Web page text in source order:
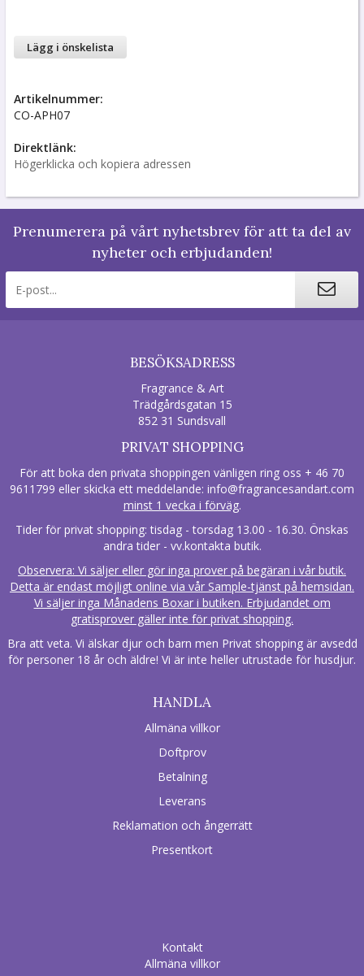
Lägg i önskelista
Artikelnummer:
CO-APH07
Direktlänk:
Högerklicka och kopiera adressen
Prenumerera på vårt nyhetsbrev för att ta del av
nyheter och erbjudanden!
BESÖKSADRESS
Fragrance & Art
Trädgårdsgatan 15
852 31 Sundsvall
PRIVAT SHOPPING
För att boka den privata shoppingen vänligen ring oss + 46 70
9611799 eller skicka ett meddelande: info@fragrancesandart.com
minst 1 vecka i förväg.
Tider för privat shopping: tisdag - torsdag 13.00 - 16.30. Önskas
andra tider - vv.kontakta butik.
Observera: Vi säljer eller gör inga prover på begäran i vår butik.
Detta är endast möjligt online via vår Sample-tjänst på hemsidan.
Vi säljer inga Månadens Boxar i butiken. Erbjudandet om
gratisprover gäller inte för privat shopping.
Bra att veta. Vi älskar djur och barn men Privat shopping är avsedd
för personer 18 år och äldre! Vi är inte heller utrustade för husdjur.
HANDLA
Allmäna villkor
Doftprov
Betalning
Leverans
Reklamation och ångerrätt
Presentkort
Kontakt
Allmäna villkor